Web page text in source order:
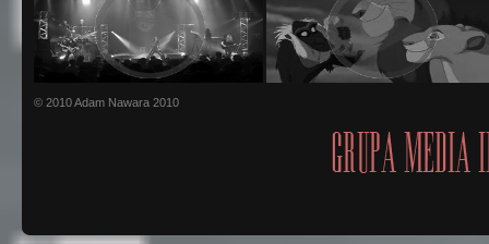
© 2010 Adam Nawara 2010